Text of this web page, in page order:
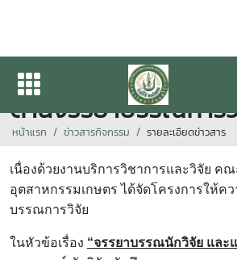
ขอเชิญเข้าร่วมโครงก
ด้านจรรยาบรรณการ
หน้าแรก ข่าวสารกิจกรรม รายละเอียดข่าวสาร
เนื่องด้วยงานบริการวิชาการและวิจัย ค
อุตสาหกรรมเกษตร ได้จัดโครงการให้ค
บรรณการวิจัย
ในหัวข้อเรื่อง “จรรยาบรรณนักวิจัย และ